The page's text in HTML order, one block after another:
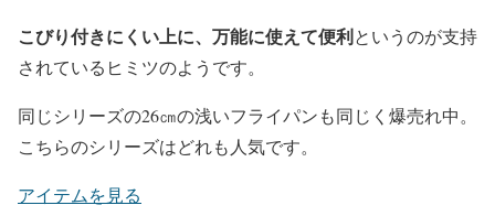
こびり付きにくい上に、万能に使えて便利というのが支持
されているヒミツのようです。
同じシリーズの26㎝の浅いフライパンも同じく爆売れ中。
こちらのシリーズはどれも人気です。
アイテムを見る